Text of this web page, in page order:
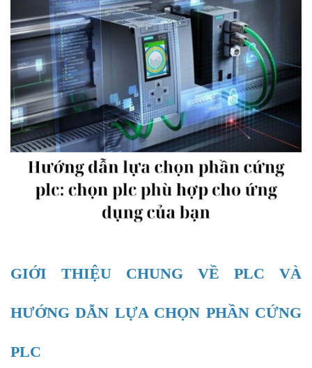
GIỚI THIỆU CHUNG VỀ PLC VÀ
HƯỚNG DẪN LỰA CHỌN PHẦN CỨNG
PLC